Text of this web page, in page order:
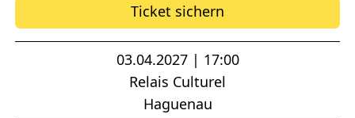
Ticket sichern
03.04.2027 | 17:00
Relais Culturel
Haguenau